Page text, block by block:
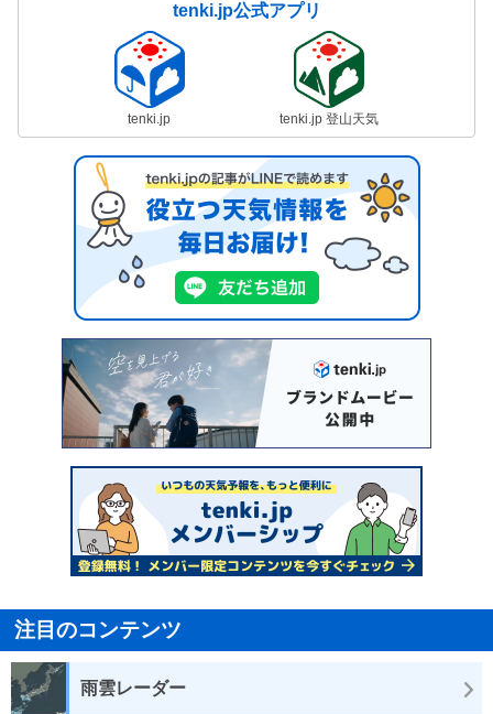
tenki.jp公式アプリ
tenki.jp tenki.jp 登山天気
注目のコンテンツ
雨雲レーダー